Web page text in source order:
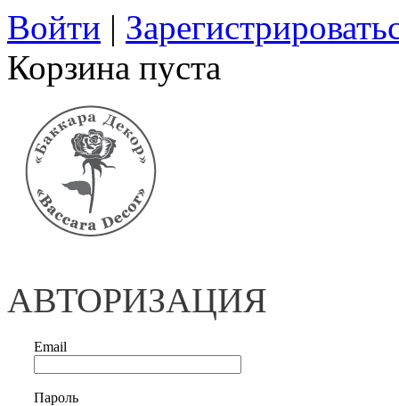
Войти |
Корзина пуста
АВТОРИЗАЦИЯ
Email
Пароль